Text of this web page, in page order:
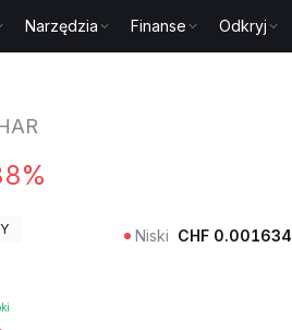
Narzędzia Finanse Odkryj
Niski CHF 0.001634